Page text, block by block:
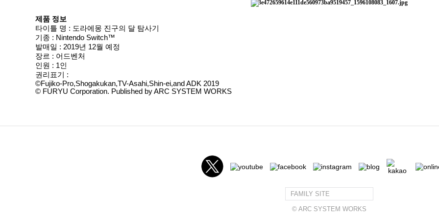
제품 정보
타이틀 명 : 도라에몽 진구의 달 탐사기
기종 : Nintendo Switch™
발매일 : 2019년 12월 예정
장르 : 어드벤처
인원 : 1인
권리표기 :
©Fujiko-Pro,Shogakukan,TV-Asahi,Shin-ei,and ADK 2019
© FURYU Corporation. Published by ARC SYSTEM WORKS
FAMILY SITE
© ARC SYSTEM WORKS